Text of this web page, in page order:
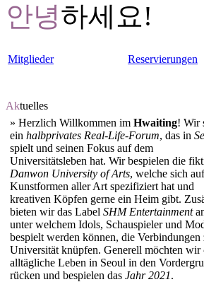
안녕하세요!
Mitglieder Reservierungen
Aktuelles
» Herzlich Willkommen im Hwaiting! Wir
ein halbprivates Real-Life-Forum, das in
spielt und seinen Fokus auf dem
Universitätsleben hat. Wir bespielen die
Danwon University of Arts, welche sich auf
Kunstformen aller Art spezifiziert hat und
kreativen Köpfen gerne ein Heim gibt.
bieten wir das Label SHM Entertainment
unter welchem Idols, Schauspieler und
bespielt werden können, die Verbindungen
Universität knüpfen. Generell möchten wir
alltägliche Leben in Seoul in den
rücken und bespielen das Jahr 2021.